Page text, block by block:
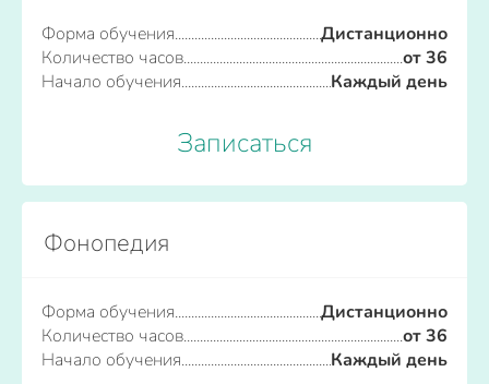
Форма обучения
Дистанционно
Количество часов
от 36
Начало обучения
Каждый день
Записаться
Фонопедия
Форма обучения
Дистанционно
Количество часов
от 36
Начало обучения
Каждый день